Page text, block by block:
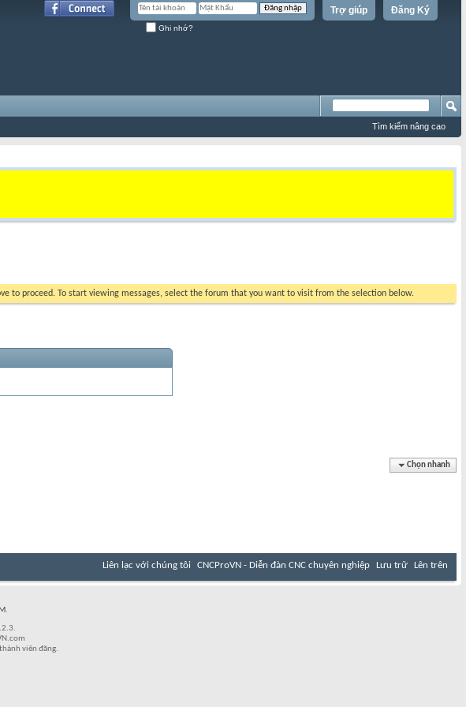
Đăng Ký
Trợ giúp
Ghi nhớ?
Tìm kiếm nâng cao
to proceed. To start viewing messages, select the forum that you want to visit from the selection below.
Chọn nhanh
Liên lạc với chúng tôi CNCProVN - Diễn đàn CNC chuyên nghiệp Lưu trữ Lên trên
.
viên đăng.